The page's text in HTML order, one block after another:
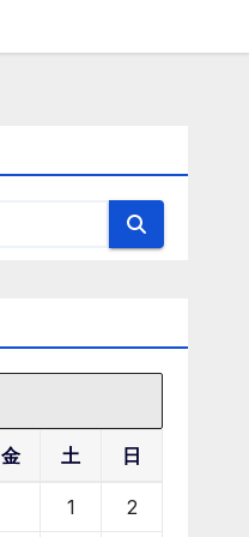
金 土 日
1 2